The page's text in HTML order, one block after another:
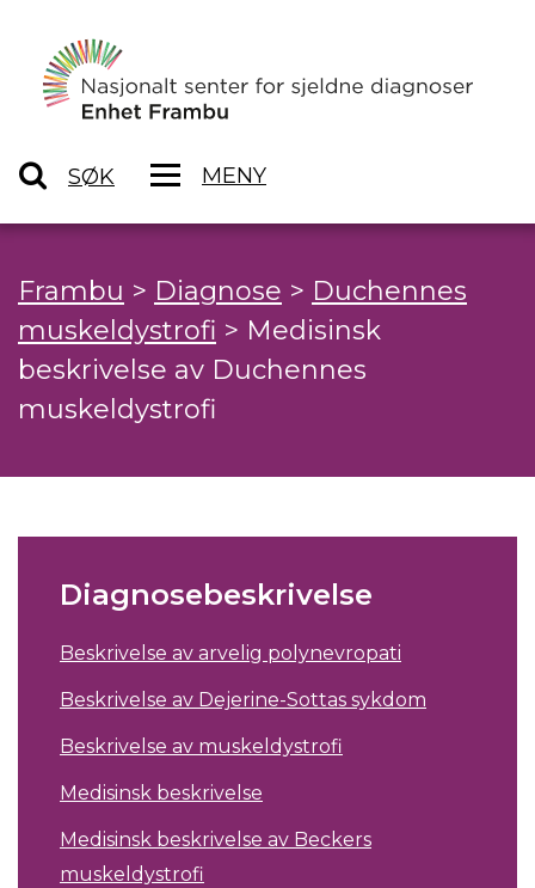
SØK MENY
Frambu > Diagnose > Duchennes
muskeldystrofi > Medisinsk
beskrivelse av Duchennes
muskeldystrofi
Diagnosebeskrivelse
Beskrivelse av arvelig polynevropati
Beskrivelse av Dejerine-Sottas sykdom
Beskrivelse av muskeldystrofi
Medisinsk beskrivelse
Medisinsk beskrivelse av Beckers
muskeldystrofi